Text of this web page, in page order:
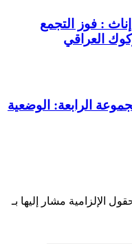
إناث : فوز التجمع
العراقي
للمحليين 2022/المجموعة الرابعة: الوضعية
الإلزامية مشار إليها بـ